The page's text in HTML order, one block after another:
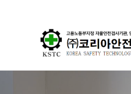
하위분류 하위분류